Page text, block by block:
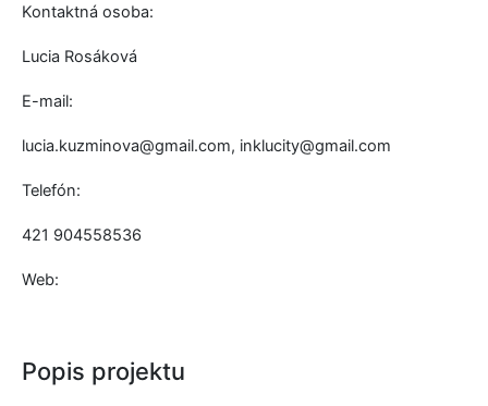
Kontaktná osoba:
Lucia Rosáková
E-mail:
lucia.kuzminova@gmail.com, inklucity@gmail.com
Telefón:
421 904558536
Web:
Popis projektu